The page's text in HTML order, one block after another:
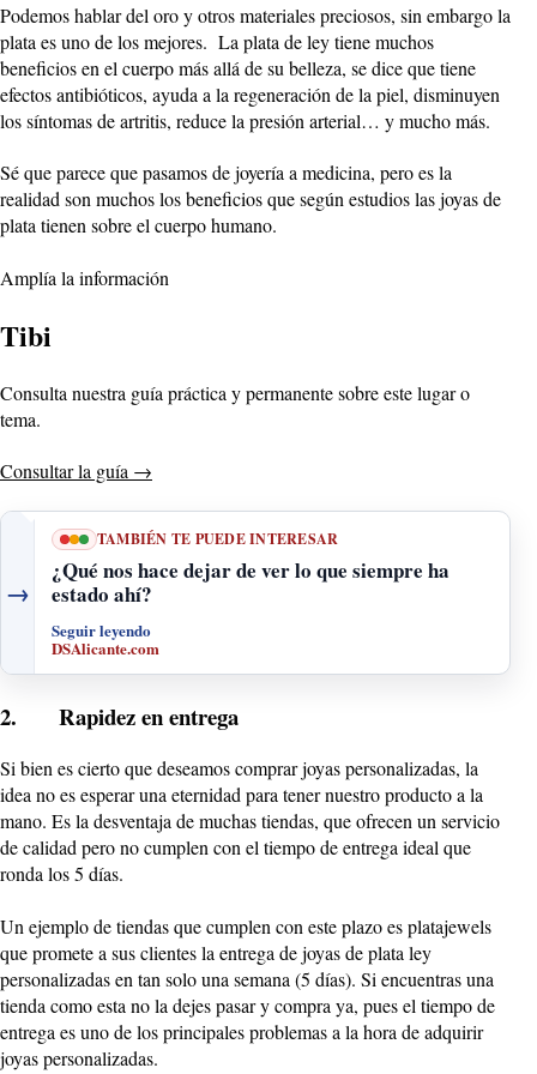
Podemos hablar del oro y otros materiales preciosos, sin embargo la
plata es uno de los mejores. La plata de ley tiene muchos
beneficios en el cuerpo más allá de su belleza, se dice que tiene
efectos antibióticos, ayuda a la regeneración de la piel, disminuyen
los síntomas de artritis, reduce la presión arterial… y mucho más.
Sé que parece que pasamos de joyería a medicina, pero es la
realidad son muchos los beneficios que según estudios las joyas de
plata tienen sobre el cuerpo humano.
Amplía la información
Tibi
Consulta nuestra guía práctica y permanente sobre este lugar o
tema.
Consultar la guía →
→
TAMBIÉN TE PUEDE INTERESAR
¿Qué nos hace dejar de ver lo que siempre ha
estado ahí?
Seguir leyendo
DSAlicante.com
2. Rapidez en entrega
Si bien es cierto que deseamos comprar joyas personalizadas, la
idea no es esperar una eternidad para tener nuestro producto a la
mano. Es la desventaja de muchas tiendas, que ofrecen un servicio
de calidad pero no cumplen con el tiempo de entrega ideal que
ronda los 5 días.
Un ejemplo de tiendas que cumplen con este plazo es platajewels
que promete a sus clientes la entrega de joyas de plata ley
personalizadas en tan solo una semana (5 días). Si encuentras una
tienda como esta no la dejes pasar y compra ya, pues el tiempo de
entrega es uno de los principales problemas a la hora de adquirir
joyas personalizadas.